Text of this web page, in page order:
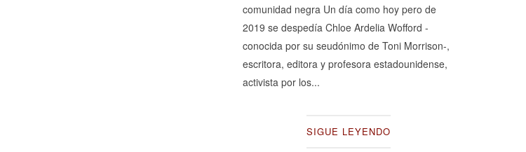
comunidad negra Un día como hoy pero de
2019 se despedía Chloe Ardelia Wofford -
conocida por su seudónimo de Toni Morrison-,
escritora, editora y profesora estadounidense,
activista por los...
SIGUE LEYENDO